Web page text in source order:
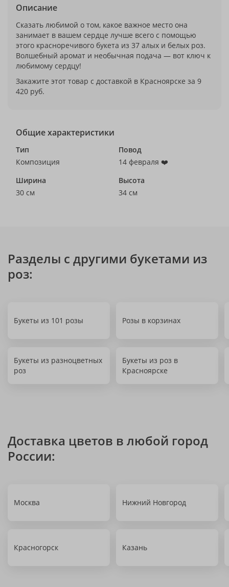
Описание
Сказать любимой о том, какое важное место она
занимает в вашем сердце лучше всего с помощью
этого красноречивого букета из 37 алых и белых роз.
Волшебный аромат и необычная подача — вот ключ к
любимому сердцу!
Закажите этот товар с доставкой в Красноярске за 9
420 руб.
Общие характеристики
Тип
Композиция
Повод
14 февраля ❤️
Ширина
30 см
Высота
34 см
Разделы с другими букетами из
роз:
Букеты из 101 розы Розы в корзинах
Букеты из разноцветных
роз
Букеты из роз в
Красноярске
Доставка цветов в любой город
России:
Москва Нижний Новгород
Красногорск Казань